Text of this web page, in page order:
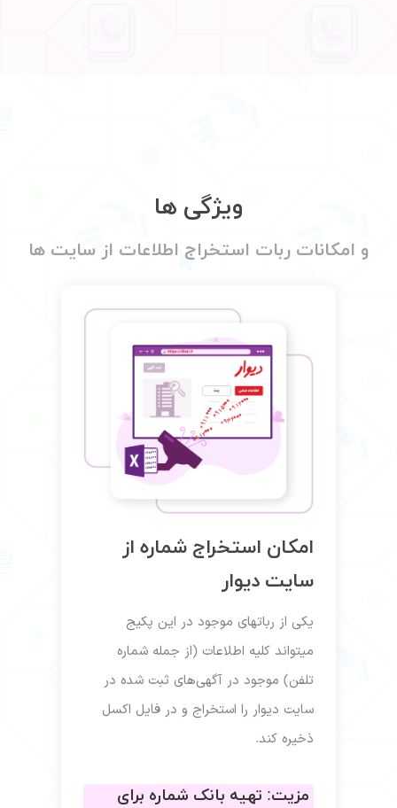
ویژگی ها
و امکانات ربات استخراج اطلاعات از سایت ها
امکان استخراج شماره از
سایت دیوار
یکی از رباتهای موجود در این پکیج
میتواند کلیه اطلاعات (از جمله شماره
تلفن) موجود در آگهی‌های ثبت شده در
سایت دیوار را استخراج و در فایل اکسل
ذخیره کند.
مزیت: تهیه بانک شماره برای